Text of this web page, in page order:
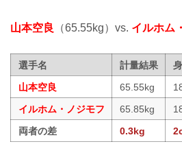
山本空良 （65.55kg）vs. イルホム
選手名 計量結果
山本空良
65.55kg
イルホム・ノジモフ
65.85kg
両者の差
0.3kg